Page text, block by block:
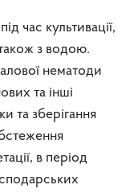
час культивації,
з водою.
нематоди
та інші
та зберігання
в період